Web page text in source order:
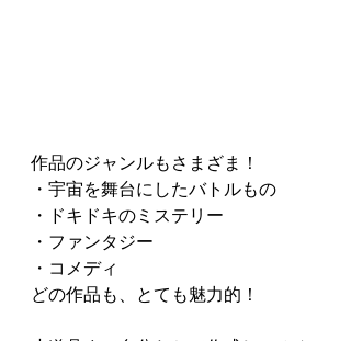
作品のジャンルもさまざま！
・宇宙を舞台にしたバトルもの
・ドキドキのミステリー
・ファンタジー
・コメディ
どの作品も、とても魅力的！